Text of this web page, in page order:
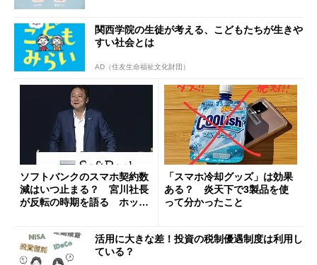
関西学院の生徒が考える、こどもたちが生きや
すい社会とは
AD（住友生命福祉文化財団）
ソフトバンクのスマホ契約数
減はいつ止まる？ 宮川社長
が反転の時期を語る ホッピ
「スマホ冷却グッズ」は効果
ある？ 炎天下で3製品を使
って分かったこと
活用に大きな差！投資の税制優遇制度は利用し
ている？